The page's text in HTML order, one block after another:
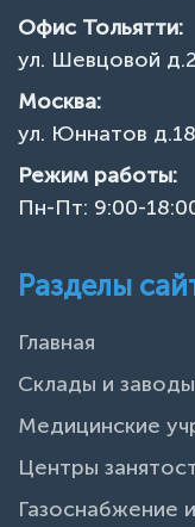
Офис Тольятти:
ул. Шевцовой
Москва:
ул. Юннатов д.18
Режим работы:
Пн-Пт: 9:00-
Разделы
Главная
Склады и заводы
Медицинские
Центры
Газоснабжение